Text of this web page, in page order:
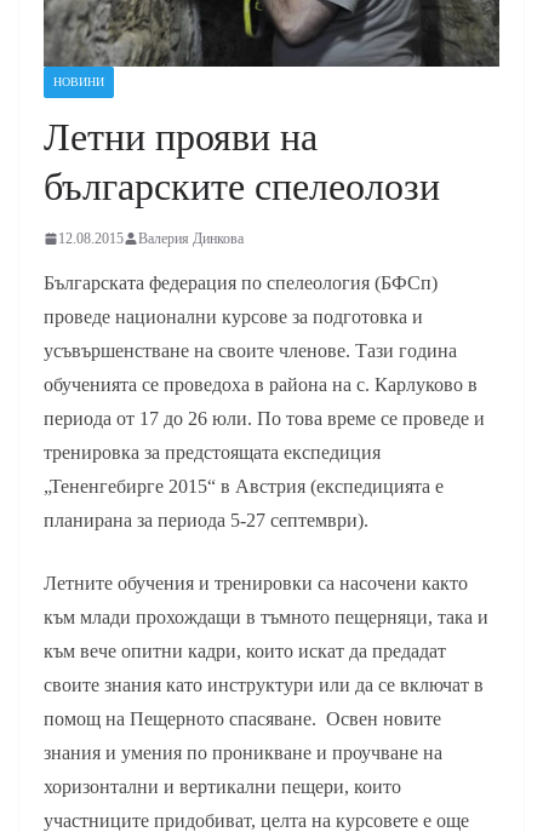
НОВИНИ
Летни прояви на
българските спелеолози
12.08.2015 Валерия Динкова
Българската федерация по спелеология (БФСп)
проведе национални курсове за подготовка и
усъвършенстване на своите членове. Тази година
обученията се проведоха в района на с. Карлуково в
периода от 17 до 26 юли. По това време се проведе и
тренировка за предстоящата експедиция
„Тененгебирге 2015“ в Австрия (експедицията е
планирана за периода 5-27 септември).
Летните обучения и тренировки са насочени както
към млади прохождащи в тъмното пещерняци, така и
към вече опитни кадри, които искат да предадат
своите знания като инструктури или да се включат в
помощ на Пещерното спасяване. Освен новите
знания и умения по проникване и проучване на
хоризонтални и вертикални пещери, които
участниците придобиват, целта на курсовете е още